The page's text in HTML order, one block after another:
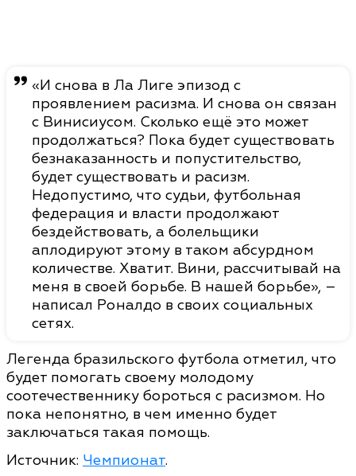
«И снова в Ла Лиге эпизод с
проявлением расизма. И снова он связан
с Винисиусом. Сколько ещё это может
продолжаться? Пока будет существовать
безнаказанность и попустительство,
будет существовать и расизм.
Недопустимо, что судьи, футбольная
федерация и власти продолжают
бездействовать, а болельщики
аплодируют этому в таком абсурдном
количестве. Хватит. Вини, рассчитывай на
меня в своей борьбе. В нашей борьбе», –
написал Роналдо в своих социальных
сетях.
Легенда бразильского футбола отметил, что
будет помогать своему молодому
соотечественнику бороться с расизмом. Но
пока непонятно, в чем именно будет
заключаться такая помощь.
Источник: Чемпионат.